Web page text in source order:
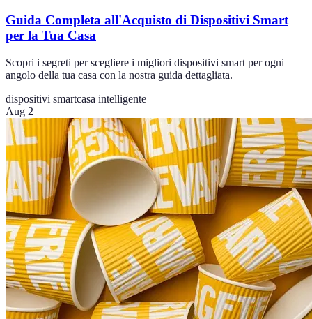
Guida Completa all'Acquisto di Dispositivi Smart
per la Tua Casa
Scopri i segreti per scegliere i migliori dispositivi smart per ogni
angolo della tua casa con la nostra guida dettagliata.
dispositivi smartcasa intelligente
Aug 2